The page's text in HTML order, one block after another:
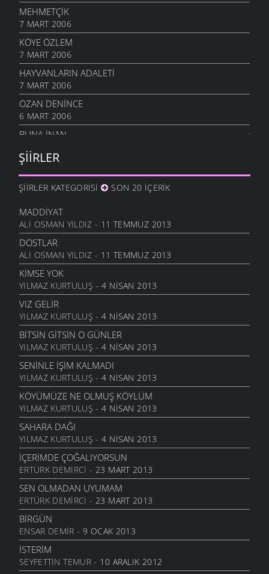
MEHMETÇIK
7 MART 2006
KÖYE ÖZLEM
7 MART 2006
HAYVANLARIN ADALETI
7 MART 2006
OZAN DENINCE
6 MART 2006
BUNA İNAN
NASIL OLUR
6 MART 2006
İHTIYAR İNSAN
6 MART 2006
SEVGI ÜSTÜNE
6 MART 2006
ANLATAMADIK
6 MART 2006
GEL
6 MART 2006
ANNE
6 MART 2006
NATAŞA
6 MART 2006
ACABA
6 MART 2006
DOLUDUR
6 MART 2006
DAHASI VAR
6 MART 2006
ÖĞRETMENI GÖR
6 MART 2006
ÇORUH
6 MART 2006
SANA MUHTACIM
6 MART 2006
KALMADI
ŞIIRLER
ŞIIRLER KATEGORISI SON 20 İÇERIK
MADDIYAT
ALI OSMAN YILDIZ - 11 TEMMUZ 2013
DOSTLAR
ALI OSMAN YILDIZ - 11 TEMMUZ 2013
KIMSE YOK
YILMAZ KURTULUŞ - 4 NISAN 2013
VIZ GELIR
YILMAZ KURTULUŞ - 4 NISAN 2013
BITSIN GITSIN O GÜNLER
YILMAZ KURTULUŞ - 4 NISAN 2013
SENINLE İŞIM KALMADI
YILMAZ KURTULUŞ - 4 NISAN 2013
KÖYÜMÜZE NE OLMUŞ KÖYLÜM
YILMAZ KURTULUŞ - 4 NISAN 2013
SAHARA DAĞI
YILMAZ KURTULUŞ - 4 NISAN 2013
İÇERIMDE ÇOĞALIYORSUN
ERTÜRK DEMIRCI - 23 MART 2013
SEN OLMADAN UYUMAM
ERTÜRK DEMIRCI - 23 MART 2013
BIRGÜN
ENSAR DEMIR - 9 OCAK 2013
İSTERIM
SEYFETTIN TEMUR- 10 ARALIK 2012